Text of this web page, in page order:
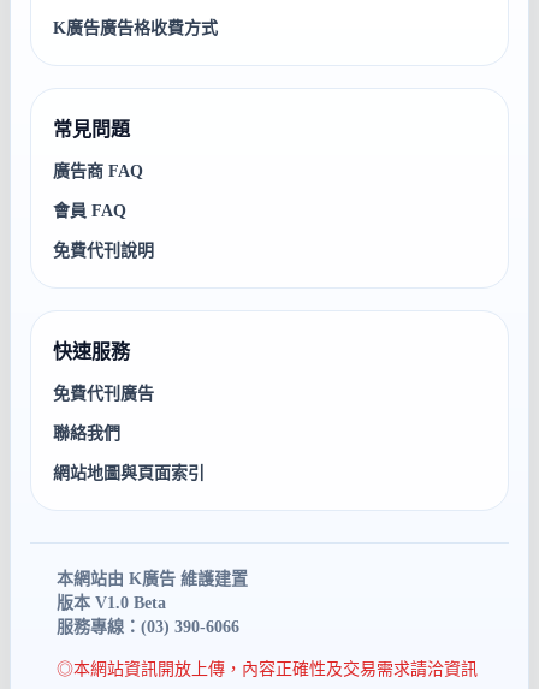
K廣告廣告格收費方式
常見問題
廣告商 FAQ
會員 FAQ
免費代刊說明
快速服務
免費代刊廣告
聯絡我們
網站地圖與頁面索引
本網站由 K廣告 維護建置
版本 V1.0 Beta
服務專線：(03) 390-6066
◎本網站資訊開放上傳，內容正確性及交易需求請洽資訊